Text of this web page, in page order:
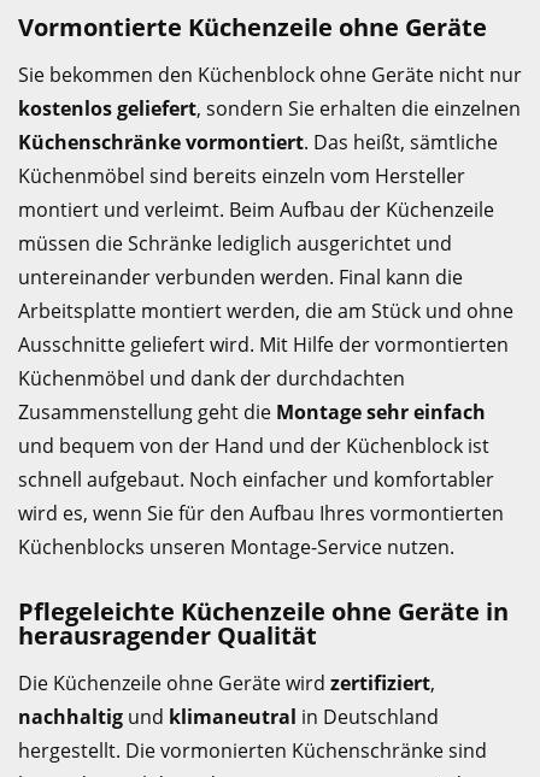
Vormontierte Küchenzeile ohne Geräte
Sie bekommen den Küchenblock ohne Geräte nicht nur
kostenlos geliefert, sondern Sie erhalten die einzelnen
Küchenschränke vormontiert. Das heißt, sämtliche
Küchenmöbel sind bereits einzeln vom Hersteller
montiert und verleimt. Beim Aufbau der Küchenzeile
müssen die Schränke lediglich ausgerichtet und
untereinander verbunden werden. Final kann die
Arbeitsplatte montiert werden, die am Stück und ohne
Ausschnitte geliefert wird. Mit Hilfe der vormontierten
Küchenmöbel und dank der durchdachten
Zusammenstellung geht die Montage sehr einfach
und bequem von der Hand und der Küchenblock ist
schnell aufgebaut. Noch einfacher und komfortabler
wird es, wenn Sie für den Aufbau Ihres vormontierten
Küchenblocks unseren Montage-Service nutzen.
Pflegeleichte Küchenzeile ohne Geräte in
herausragender Qualität
Die Küchenzeile ohne Geräte wird zertifiziert,
nachhaltig und klimaneutral in Deutschland
hergestellt. Die vormonierten Küchenschränke sind